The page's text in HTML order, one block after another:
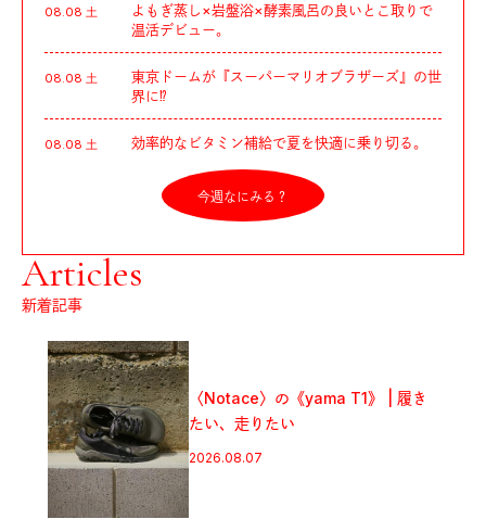
08.08 土
よもぎ蒸し×岩盤浴×酵素風呂の良いとこ取りで
温活デビュー。
08.08 土
東京ドームが『スーパーマリオブラザーズ』の世
界に⁉︎
08.08 土 効率的なビタミン補給で夏を快適に乗り切る。
今週なにみる？
Articles
新着記事
スメ。「FUJI ROCK
FESTIVAL’26」テント訪問スナッ